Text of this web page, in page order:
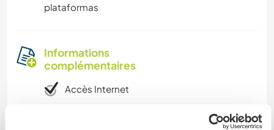
plataformas
Informations
complémentaires
Accès Internet